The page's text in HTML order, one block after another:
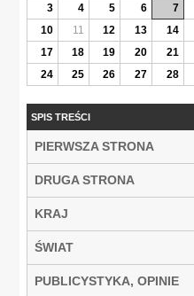
3
4 5 6 7
10
11 12 13 14
17
18 19 20 21
24
25 26 27 28
SPIS TREŚCI
PIERWSZA STRONA
DRUGA STRONA
KRAJ
ŚWIAT
PUBLICYSTYKA, OPINIE